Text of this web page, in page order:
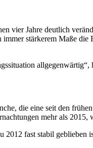
vier Jahre deutlich
stärkerem Maße
, die eine seit den
mehr als 2015,
fast stabil geblieben